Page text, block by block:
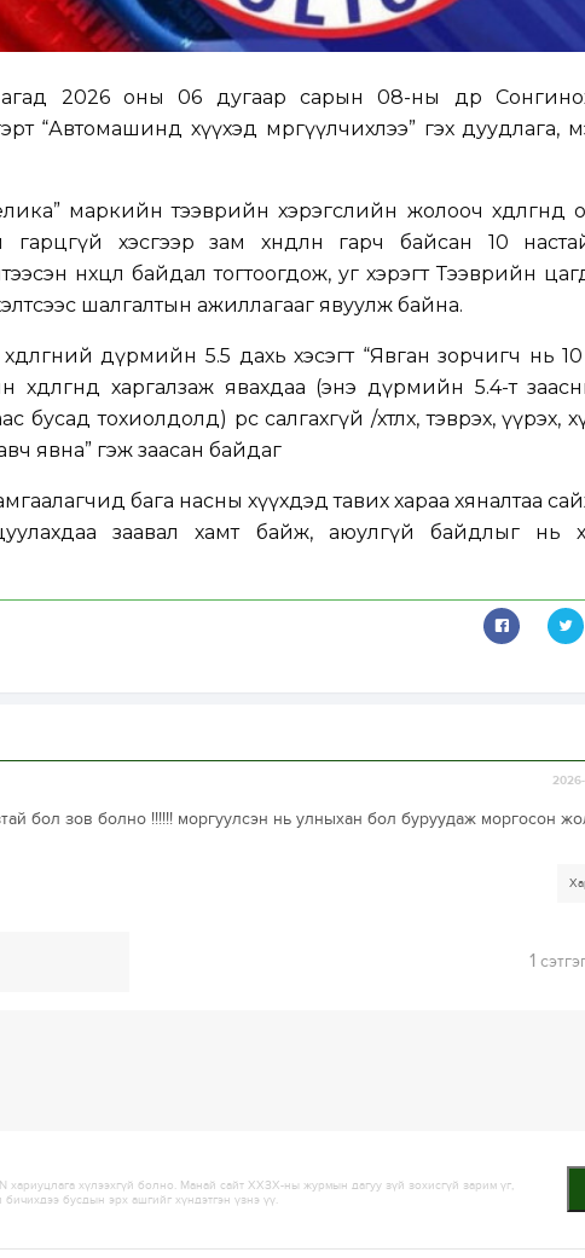
2026 оны 06 дугаар сарын 08-ны өдөр
“Автомашинд хүүхэд мөргүүлчихлээ” гэх дуудлага,
маркийн тээврийн хэрэгслийн жолооч хөдөлгөөнд
хэсгээр зам хөндлөн гарч байсан 10
нөхцөл байдал тогтоогдож, уг хэрэгт Тээврийн
шалгалтын ажиллагааг явуулж байна.
дүрмийн 5.5 дахь хэсэгт “Явган зорчигч нь 10
харгалзаж явахдаа (энэ дүрмийн 5.4-т
тохиолдолд) өөрөөсөө салгахгүй /хөтлөх, тэврэх, үүрэх,
явна” гэж заасан байдаг
бага насны хүүхдэд тавих хараа хяналтаа
заавал хамт байж, аюулгүй байдлыг нь
бол зов болно !!!!!! моргуулсэн нь улныхан бол буруудаж моргосон
1
хариуцлага хүлээхгүй болно. Манай сайт ХХЗХ-ны журмын дагуу зүй зохисгүй зарим үг,
бичихдээ бусдын эрх ашгийг хүндэтгэн үзнэ үү.